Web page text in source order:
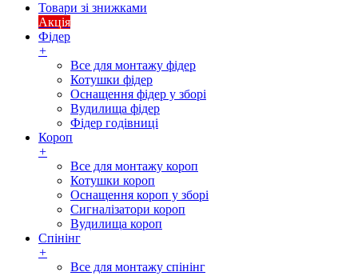
Товари зі знижками
Акція
Фідер
+
Все для монтажу фідер
Котушки фідер
Оснащення фідер у зборі
Вудилища фідер
Фідер годівниці
Короп
+
Все для монтажу короп
Котушки короп
Оснащення короп у зборі
Сигналізатори короп
Вудилища короп
Спінінг
+
Все для монтажу спінінг